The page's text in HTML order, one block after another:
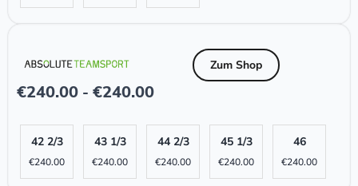
€240.00 - €240.00
Zum Shop
42 2/3
€240.00
43 1/3
€240.00
44 2/3
€240.00
45 1/3
€240.00
46
€240.00